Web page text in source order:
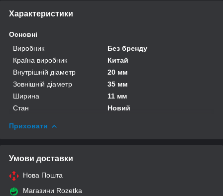
Характеристики
Основні
Виробник
Без бренду
Країна виробник
Китай
Внутрішній діаметр
20 мм
Зовнішній діаметр
35 мм
Ширина
11 мм
Стан
Новий
Приховати
Умови доставки
Нова Пошта
Магазини Rozetka